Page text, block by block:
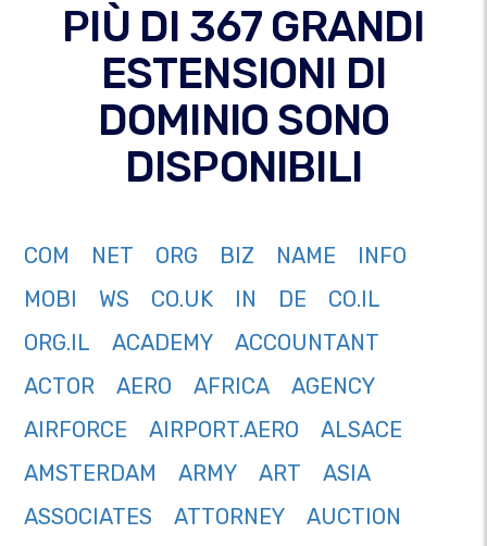
PIÙ DI 367 GRANDI
ESTENSIONI DI
DOMINIO SONO
DISPONIBILI
COM NET ORG BIZ NAME
INFO
MOBI
WS CO.UK IN DE
CO.IL
ORG.IL
ACADEMY
ACCOUNTANT
ACTOR
AERO AFRICA
AGENCY
AIRFORCE
AIRPORT.AERO
ALSACE
AMSTERDAM
ARMY ART
ASIA
ASSOCIATES
ATTORNEY
AUCTION